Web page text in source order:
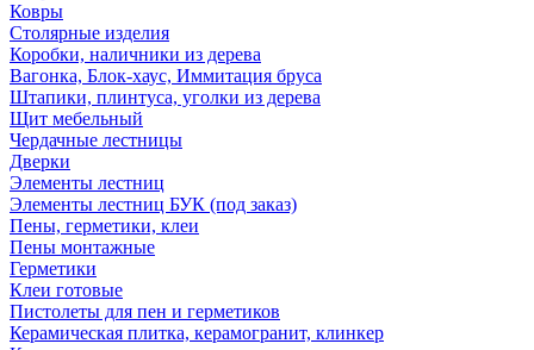
Ковры
Столярные изделия
Коробки, наличники из дерева
Вагонка, Блок-хаус, Иммитация бруса
Штапики, плинтуса, уголки из дерева
Щит мебельный
Чердачные лестницы
Дверки
Элементы лестниц
Элементы лестниц БУК (под заказ)
Пены, герметики, клеи
Пены монтажные
Герметики
Клеи готовые
Пистолеты для пен и герметиков
Керамическая плитка, керамогранит, клинкер